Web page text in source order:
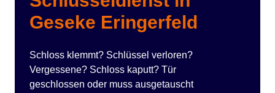
Geseke Eringerfeld
Schloss klemmt? Schlüssel verloren?
Vergessene? Schloss kaputt? Tür
geschlossen oder muss ausgetauscht